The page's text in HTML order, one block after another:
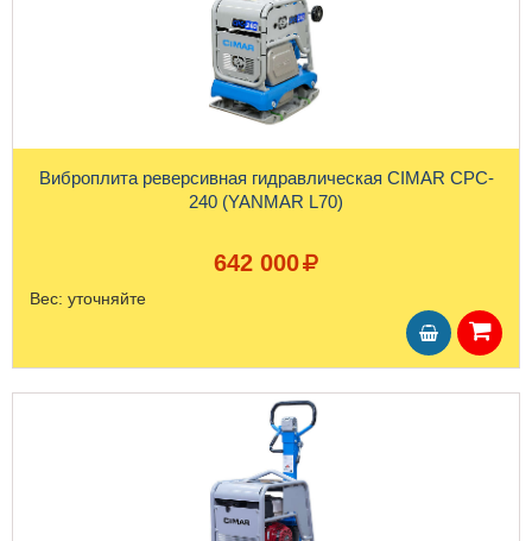
Виброплита реверсивная гидравлическая CIMAR CPC-
240 (YANMAR L70)
642 000
Вес: уточняйте